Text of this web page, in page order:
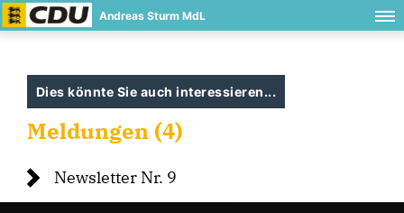
Andreas Sturm MdL
Dies könnte Sie auch interessieren...
Meldungen (4)
Newsletter Nr. 9